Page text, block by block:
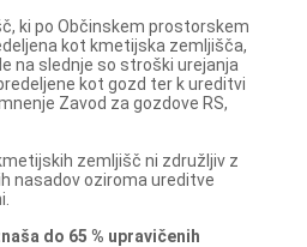
ki po Občinskem prostorskem
kot kmetijska zemljišča,
na slednje so stroški urejanja
kot gozd ter k ureditvi
Zavod za gozdove RS,
zemljišč ni združljiv z
nasadov oziroma ureditve
do 65 % upravičenih